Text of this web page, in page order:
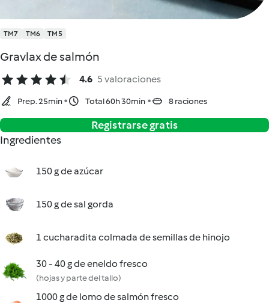
TM7 TM6 TM5
Gravlax de salmón
4.6 5 valoraciones
Prep. 25min Total 60h 30min 8 raciones
Registrarse gratis
Ingredientes
150 g de azúcar
150 g de sal gorda
1 cucharadita colmada de semillas de hinojo
30 - 40 g de eneldo fresco
(hojas y parte del tallo)
1000 g de lomo de salmón fresco